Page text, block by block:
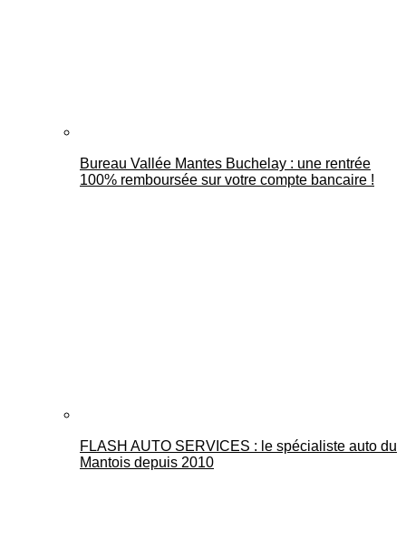
Bureau Vallée Mantes Buchelay : une rentrée
100% remboursée sur votre compte bancaire !
FLASH AUTO SERVICES : le spécialiste auto du
Mantois depuis 2010